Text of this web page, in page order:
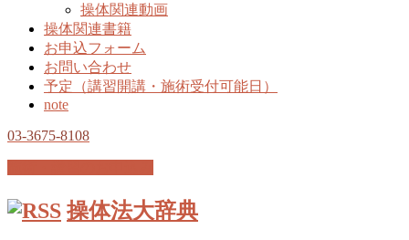
操体関連動画
操体関連書籍
お申込フォーム
お問い合わせ
予定（講習開講・施術受付可能日）
note
03-3675-8108
操体法大辞典